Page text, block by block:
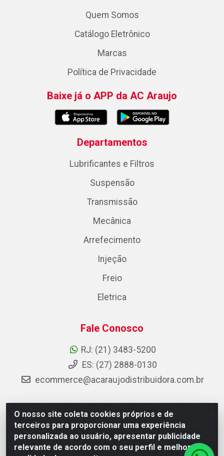
O nosso site coleta cookies próprios e de
terceiros para proporcionar uma experiência
personalizada ao usuário, apresentar publicidade
relevante de acordo com o seu perfil e melhorar a
Quem Somos
Catálogo Eletrônico
Marcas
Política de Privacidade
Baixe já o APP da AC Araujo
Departamentos
Lubrificantes e Filtros
Suspensão
Transmissão
Mecânica
Arrefecimento
Injeção
Freio
Eletrica
Fale Conosco
RJ: (21) 3483-5200
ES: (27) 2888-0130
ecommerce@acaraujodistribuidora.com.br
AC Araujo Distribuidora - Rua Carneiro de Campos, 42 -
São Cristóvão, Rio de Janeiro/RJ - CEP 20.920-410 -
CNPJ 08.744.753/0003-85